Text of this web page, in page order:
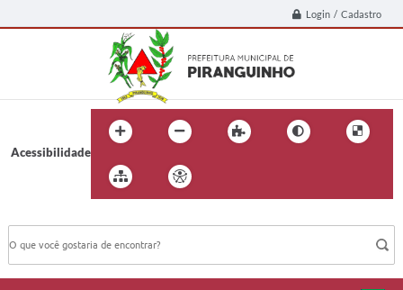
Login / Cadastro
Acessibilidade